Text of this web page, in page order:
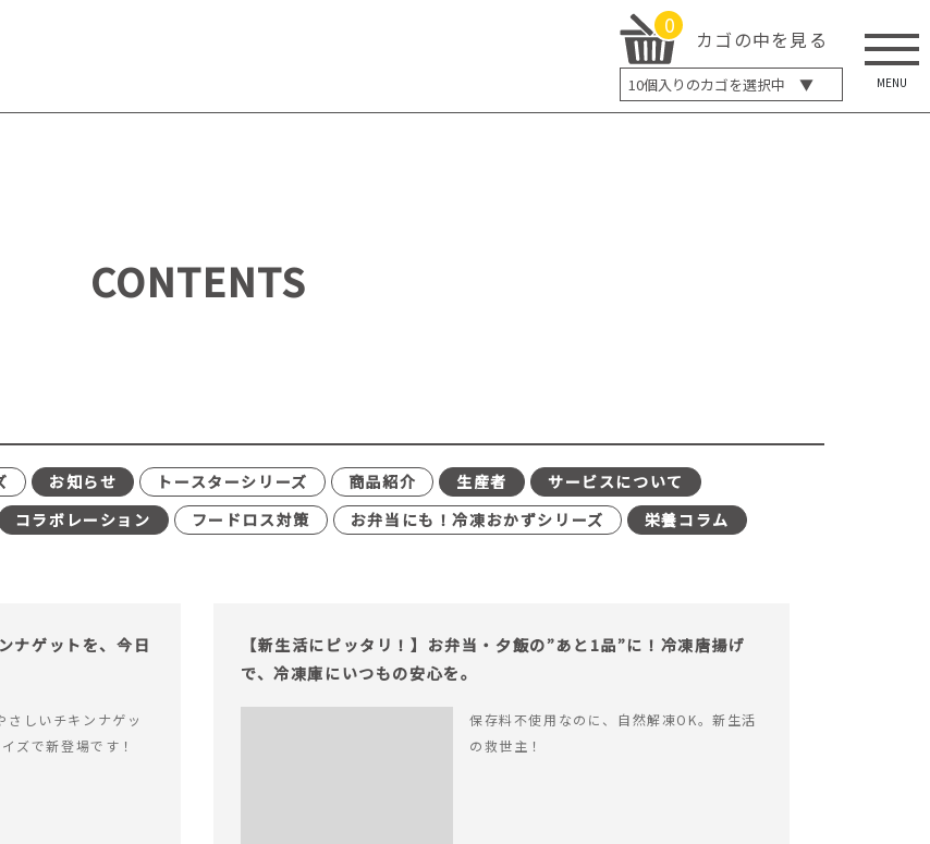
0
カゴの中を見る
10個入りのカゴを選択中 ▼
5個入り
MENU
CONTENTS
お知らせ トースターシリーズ 商品紹介 生産者
サービスについて
コラボレーション フードロス対策 お弁当にも！冷凍おかずシリーズ
栄養コラム
ナゲットを、今日
さしいチキンナゲッ
ズで新登場です！
【新生活にピッタリ！】お弁当・夕飯の”あと1品”に！冷凍唐揚げ
で、冷凍庫にいつもの安心を。
保存料不使用なのに、自然解凍OK。新生活
の救世主！